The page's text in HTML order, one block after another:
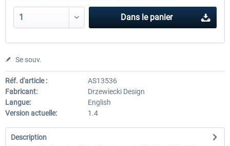
Dans le panier
Se souv.
Réf. d'article :
AS13536
Fabricant:
Drzewiecki Design
Langue:
English
Version actuelle:
1.4
Description